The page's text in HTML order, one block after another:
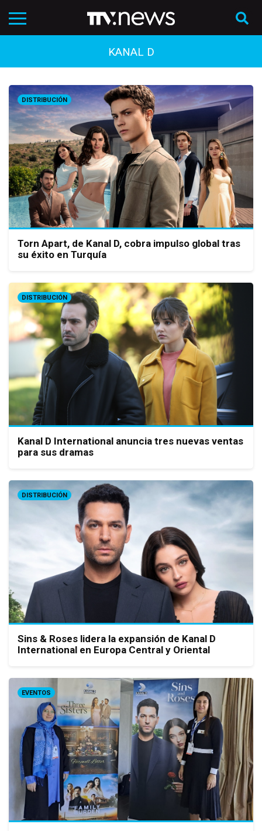
KANAL D
DISTRIBUCIÓN
Torn Apart, de Kanal D, cobra impulso global tras
su éxito en Turquía
DISTRIBUCIÓN
Kanal D International anuncia tres nuevas ventas
para sus dramas
DISTRIBUCIÓN
Sins & Roses lidera la expansión de Kanal D
International en Europa Central y Oriental
EVENTOS